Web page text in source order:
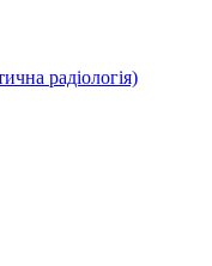
радіологія)